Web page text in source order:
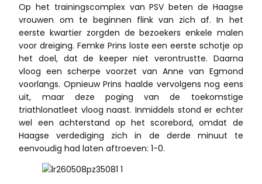
Op het trainingscomplex van PSV beten de Haagse
vrouwen om te beginnen flink van zich af. In het
eerste kwartier zorgden de bezoekers enkele malen
voor dreiging. Femke Prins loste een eerste schotje op
het doel, dat de keeper niet verontrustte. Daarna
vloog een scherpe voorzet van Anne van Egmond
voorlangs. Opnieuw Prins haalde vervolgens nog eens
uit, maar deze poging van de toekomstige
triathlonatleet vloog naast. Inmiddels stond er echter
wel een achterstand op het scorebord, omdat de
Haagse verdediging zich in de derde minuut te
eenvoudig had laten aftroeven: 1-0.